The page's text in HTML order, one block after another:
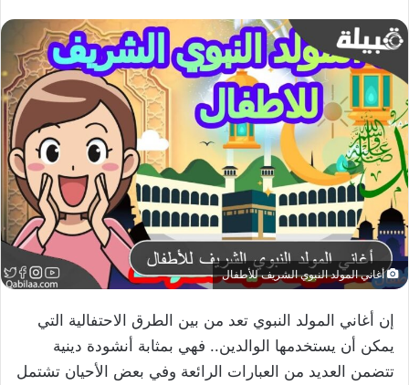
أغاني المولد النبوي الشريف للأطفال
إن أغاني المولد النبوي تعد من بين الطرق الاحتفالية التي
يمكن أن يستخدمها الوالدين.. فهي بمثابة أنشودة دينية
تتضمن العديد من العبارات الرائعة وفي بعض الأحيان تشتمل